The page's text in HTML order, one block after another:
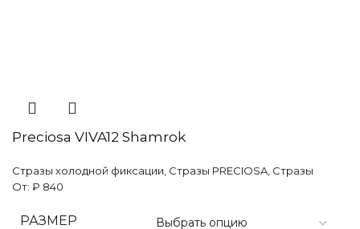
Preciosa VIVA12 Shamrok
Стразы холодной фиксации Стразы PRECIOSA Стразы
От: ₽ 840
РАЗМЕР